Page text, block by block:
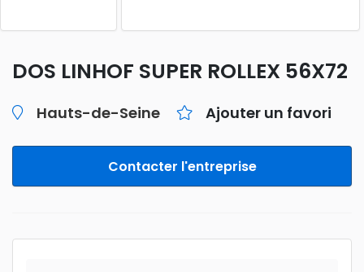
DOS LINHOF SUPER ROLLEX 56X72
Hauts-de-Seine Ajouter un favori
Contacter l'entreprise